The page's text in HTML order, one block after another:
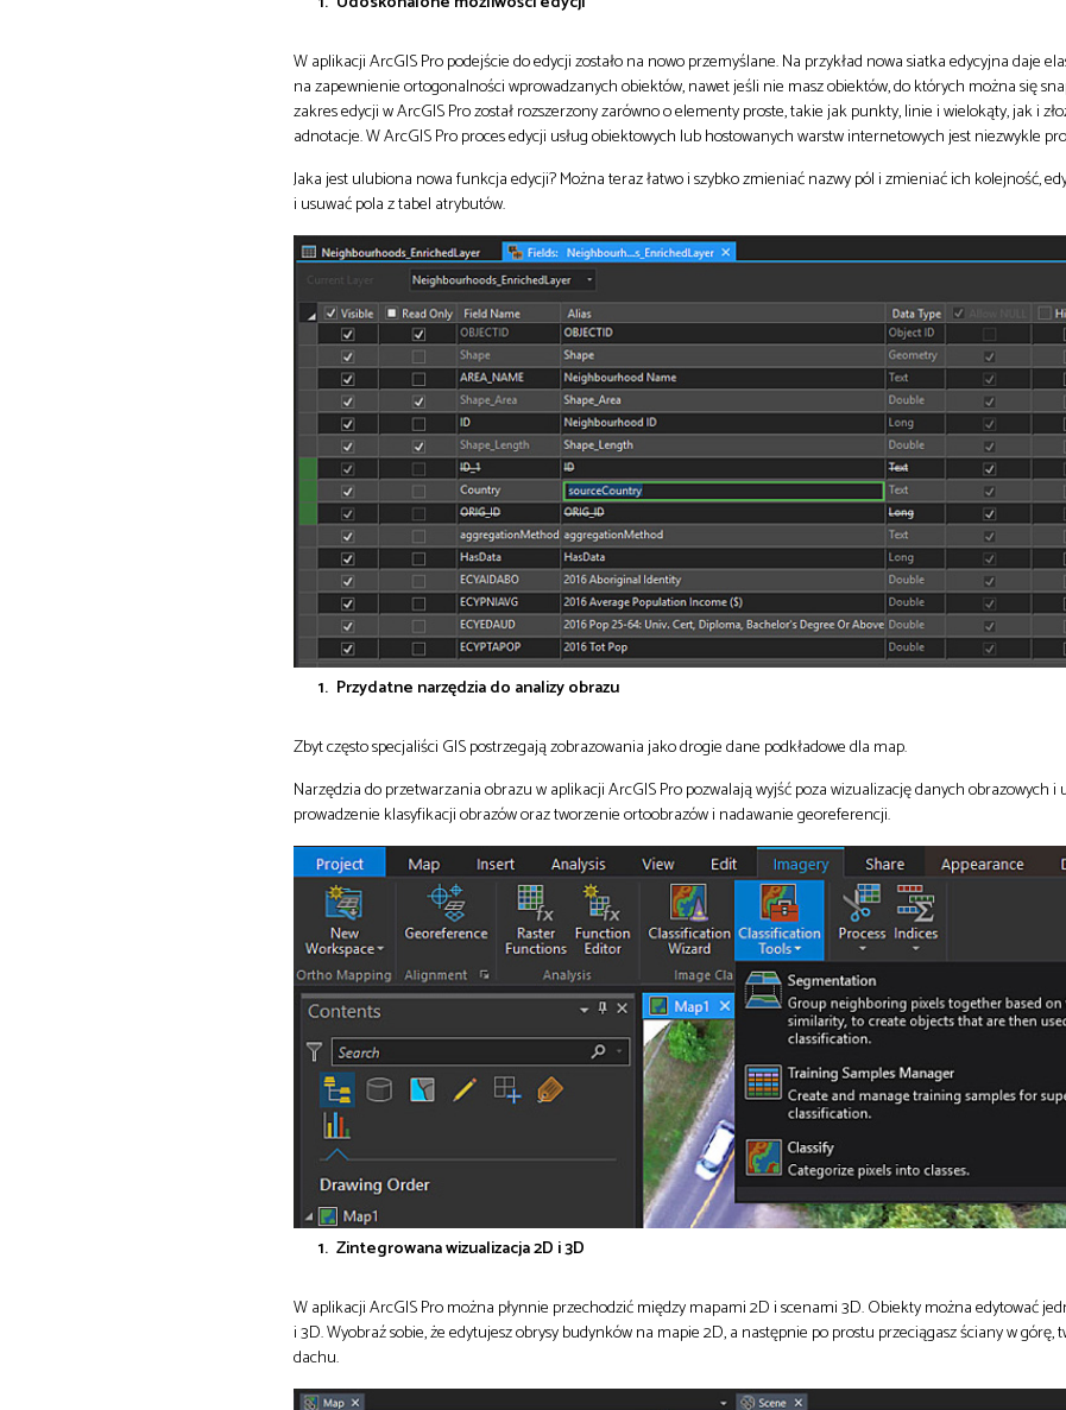
W aplikacji ArcGIS Pro podejście do edycji zostało na nowo przemyślane. Na przykład nowa siatka edycyjna daje
na zapewnienie ortogonalności wprowadzanych obiektów, nawet jeśli nie masz obiektów, do których można się
zakres edycji w ArcGIS Pro został rozszerzony zarówno o elementy proste, takie jak punkty, linie i wielokąty, jak i
adnotacje. W ArcGIS Pro proces edycji usług obiektowych lub hostowanych warstw internetowych jest niezwykle
Jaka jest ulubiona nowa funkcja edycji? Można teraz łatwo i szybko zmieniać nazwy pól i zmieniać ich kolejność,
i usuwać pola z tabel atrybutów.
Przydatne narzędzia do analizy obrazu
Zbyt często specjaliści GIS postrzegają zobrazowania jako drogie dane podkładowe dla map.
Narzędzia do przetwarzania obrazu w aplikacji ArcGIS Pro pozwalają wyjść poza wizualizację danych obrazowych i
prowadzenie klasyfikacji obrazów oraz tworzenie ortoobrazów i nadawanie georeferencji.
Zintegrowana wizualizacja 2D i 3D
W aplikacji ArcGIS Pro można płynnie przechodzić między mapami 2D i scenami 3D. Obiekty można edytować
i 3D. Wyobraź sobie, że edytujesz obrysy budynków na mapie 2D, a następnie po prostu przeciągasz ściany w górę,
dachu.